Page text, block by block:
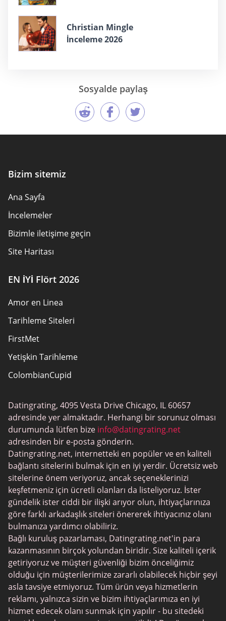
Christian Mingle
İnceleme 2026
Sosyalde paylaş
Bizim sitemiz
Ana Sayfa
İncelemeler
Bizimle iletişime geçin
Site Haritası
EN İYİ Flört 2026
Amor en Linea
Tarihleme Siteleri
FirstMet
Yetişkin Tarihleme
ColombianCupid
MeetMindful
BDSM Flört
BBPeopleMeet
Şeker Baba Siteleri
JPeopleMeet
Trans Tarihleme
Kıdemli Tarihleme
MyLOL
Gay Tarihleme
Lezbiyen Tarihleme
Siyah Tarihleme Siteleri
SugarDaddyMeet
Datingrating, 4095 Vesta Drive Chicago, IL 60657
adresinde yer almaktadır. Herhangi bir sorunuz olması
durumunda lütfen bize info@datingrating.net
adresinden bir e-posta gönderin.
Datingrating.net, internetteki en popüler ve en kaliteli
bağlantı sitelerini bulmak için en iyi yerdir. Ücretsiz web
sitelerine önem veriyoruz, ancak seçeneklerinizi
keşfetmeniz için ücretli olanları da listeliyoruz. İster
gündelik ister ciddi bir ilişki arıyor olun, ihtiyaçlarınıza
göre farklı arkadaşlık siteleri önererek ihtiyacınız olanı
bulmanıza yardımcı olabiliriz.
Bağlı kuruluş pazarlaması, Datingrating.net'in para
kazanmasının birçok yolundan biridir. Size kaliteli içerik
getiriyoruz ve müşteri güvenliği bizim önceliğimiz
olduğu için müşterilerimize zararlı olabilecek hiçbir şeyi
asla tavsiye etmiyoruz. Tüm ürün veya hizmetlerin
reklamı, yalnızca sizin ve bizim ihtiyaçlarımıza en iyi
hizmet edecek olanı sunmak için yapılır - bu sitedeki